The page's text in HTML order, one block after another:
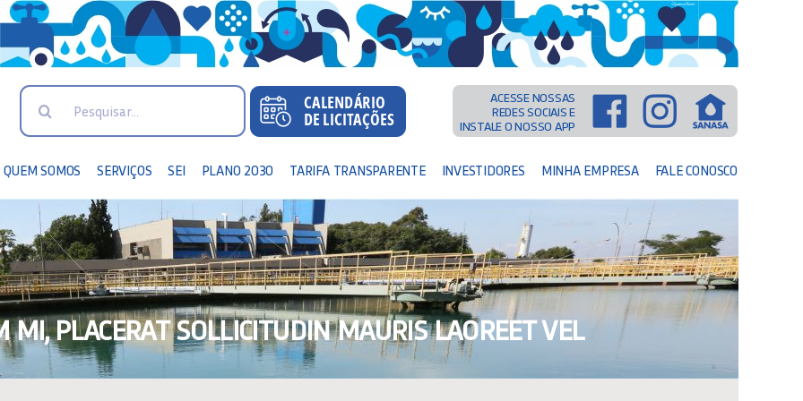
Search
ACESSE NOSSAS
REDES SOCIAIS E
INSTALE O NOSSO APP
QUEM SOMOS SERVIÇOS SEI PLANO 2030 TARIFA TRANSPARENTE INVESTIDORES MINHA EMPRESA FALE CONOSCO
PLACERAT SOLLICITUDIN MAURIS LAOREET VEL